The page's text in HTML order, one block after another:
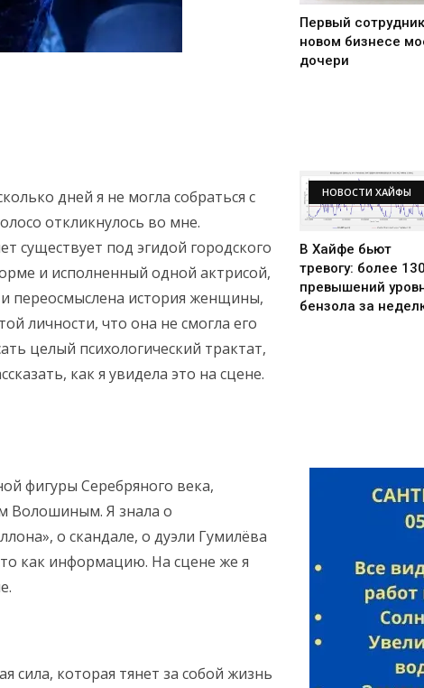
дней я не могла собраться с
откликнулось во мне.
существует под эгидой городского
и исполненный одной актрисой,
переосмыслена история женщины,
личности, что она не смогла его
целый психологический трактат,
как я увидела это на сцене.
фигуры Серебряного века,
Волошиным. Я знала о
о скандале, о дуэли Гумилёва
как информацию. На сцене же я
которая тянет за собой жизнь
Первый
новом бизнесе
дочери
НОВОСТИ ХАЙФЫ
В Хайфе бьют
тревогу: более 130
превышений
бензола за